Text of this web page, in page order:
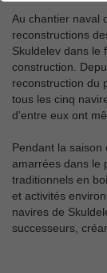
Au chantier naval
reconstructions
Skuldelev dans le
construction.
reconstruction du
tous les cinq
d'entre eux ont
Pendant la saison
amarrées dans le
traditionnels en
et activités
navires de
successeurs,